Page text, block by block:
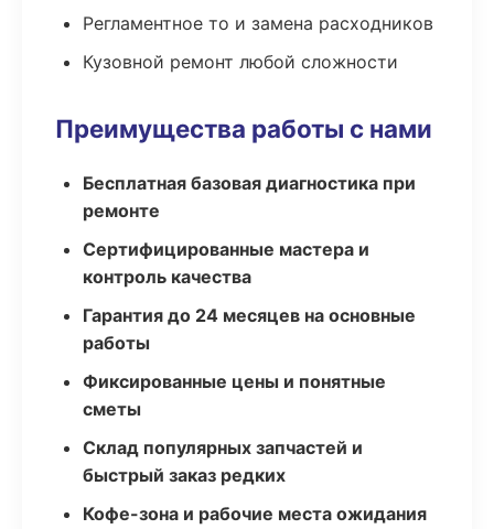
Регламентное то и замена расходников
Кузовной ремонт любой сложности
Преимущества работы с нами
Бесплатная базовая диагностика при
ремонте
Сертифицированные мастера и
контроль качества
Гарантия до 24 месяцев на основные
работы
Фиксированные цены и понятные
сметы
Склад популярных запчастей и
быстрый заказ редких
Кофе-зона и рабочие места ожидания